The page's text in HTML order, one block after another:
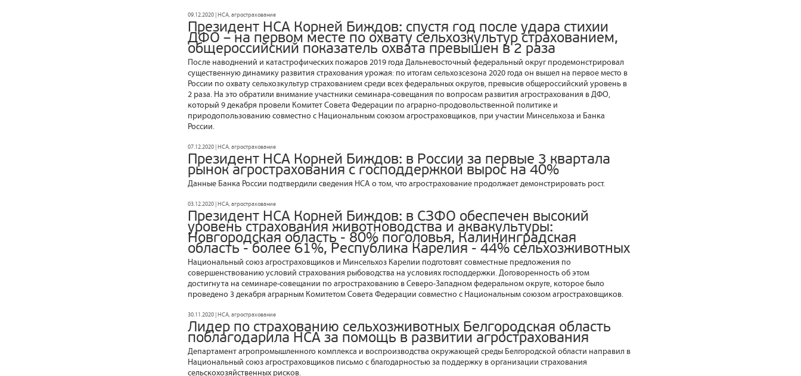
09.12.2020 | НСА, агрострахование
Президент НСА Корней Биждов: спустя год после удара стихии
ДФО – на первом месте по охвату сельхозкультур страхованием,
общероссийский показатель охвата превышен в 2 раза
После наводнений и катастрофических пожаров 2019 года Дальневосточный федеральный округ продемонстрировал
существенную динамику развития страхования урожая: по итогам сельхозсезона 2020 года он вышел на первое место в
России по охвату сельхозкультур страхованием среди всех федеральных округов, превысив общероссийский уровень в
2 раза. На это обратили внимание участники семинара-совещания по вопросам развития агрострахования в ДФО,
который 9 декабря провели Комитет Совета Федерации по аграрно-продовольственной политике и
природопользованию совместно с Национальным союзом агростраховщиков, при участии Минсельхоза и Банка
России.
07.12.2020 | НСА, агрострахование
Президент НСА Корней Биждов: в России за первые 3 квартала
рынок агрострахования с господдержкой вырос на 40%
Данные Банка России подтвердили сведения НСА о том, что агрострахование продолжает демонстрировать рост.
03.12.2020 | НСА, агрострахование
Президент НСА Корней Биждов: в СЗФО обеспечен высокий
уровень страхования животноводства и аквакультуры:
Новгородская область - 80% поголовья, Калининградская
область - более 61%, Республика Карелия - 44% сельхозживотных
Национальный союз агростраховщиков и Минсельхоз Карелии подготовят совместные предложения по
совершенствованию условий страхования рыбоводства на условиях господдержки. Договоренность об этом
достигнута на семинаре-совещании по агрострахованию в Северо-Западном федеральном округе, которое было
проведено 3 декабря аграрным Комитетом Совета Федерации совместно с Национальным союзом агростраховщиков.
30.11.2020 | НСА, агрострахование
Лидер по страхованию сельхозживотных Белгородская область
поблагодарила НСА за помощь в развитии агрострахования
Департамент агропромышленного комплекса и воспроизводства окружающей среды Белгородской области направил в
Национальный союз агростраховщиков письмо с благодарностью за поддержку в организации страхования
сельскохозяйственных рисков.